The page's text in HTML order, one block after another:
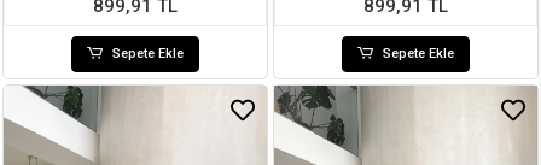
899,91 TL
Sepete Ekle
899,91 TL
Sepete Ekle